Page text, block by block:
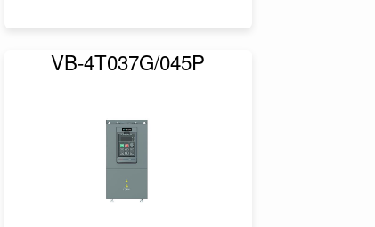
VB-4T037G/045P